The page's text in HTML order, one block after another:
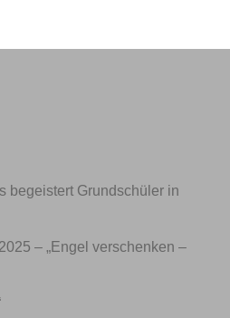
begeistert Grundschüler in
– „Engel verschenken –